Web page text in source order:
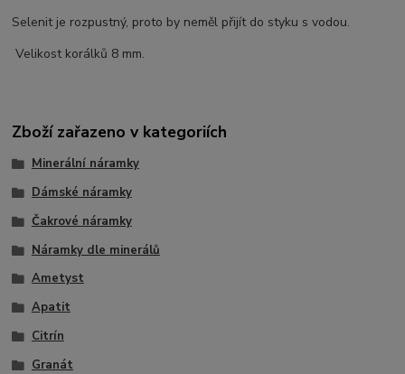
Selenit je rozpustný, proto by neměl přijít do styku s vodou.
Velikost korálků 8 mm.
Zboží zařazeno v kategoriích
Minerální náramky
Dámské náramky
Čakrové náramky
Náramky dle minerálů
Ametyst
Apatit
Citrín
Granát